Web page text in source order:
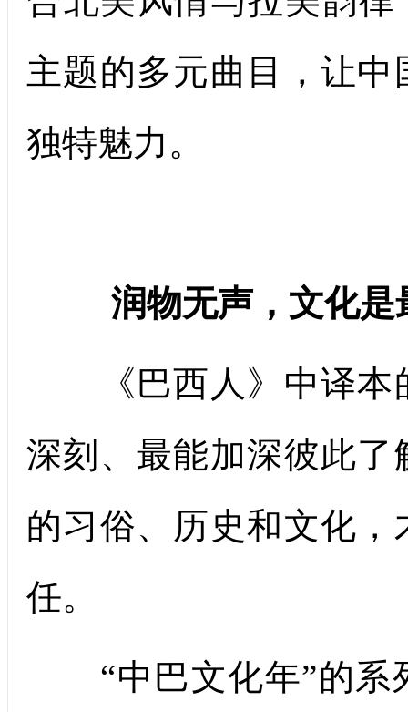
主题的多元曲目，让
独特魅力。
润物无声， 文化是
《巴西人》中译本
深刻、最能加深彼此
的习俗、历史和文化
任。
“中巴文化年”的系